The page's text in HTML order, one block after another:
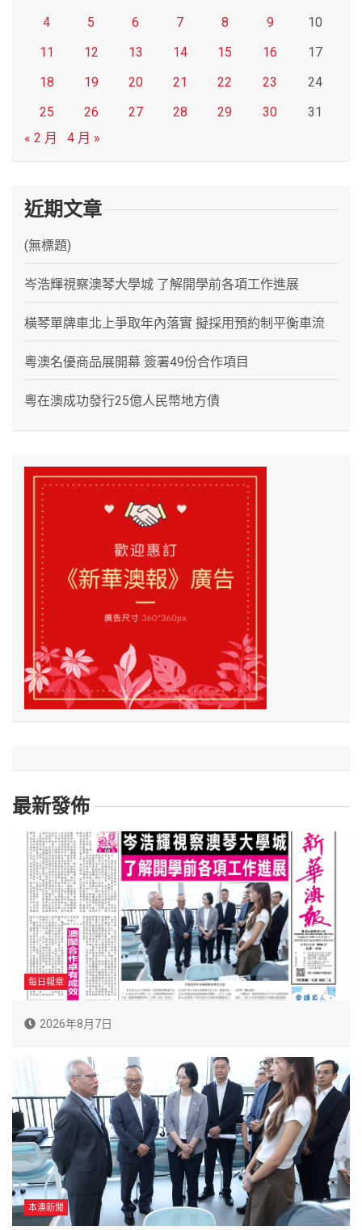
4 5 6 7 8 9
10
11
12 13 14 15 16
17
18
19 20 21 22 23
24
25
26 27 28 29 30
31
« 2 月
4 月 »
近期文章
(無標題)
岑浩輝視察澳琴大學城 了解開學前各項工作進展
橫琴單牌車北上爭取年內落實 擬採用預約制平衡車流
粵澳名優商品展開幕 簽署49份合作項目
粵在澳成功發行25億人民幣地方債
最新發佈
每日報章
2026年8月7日
本澳新聞